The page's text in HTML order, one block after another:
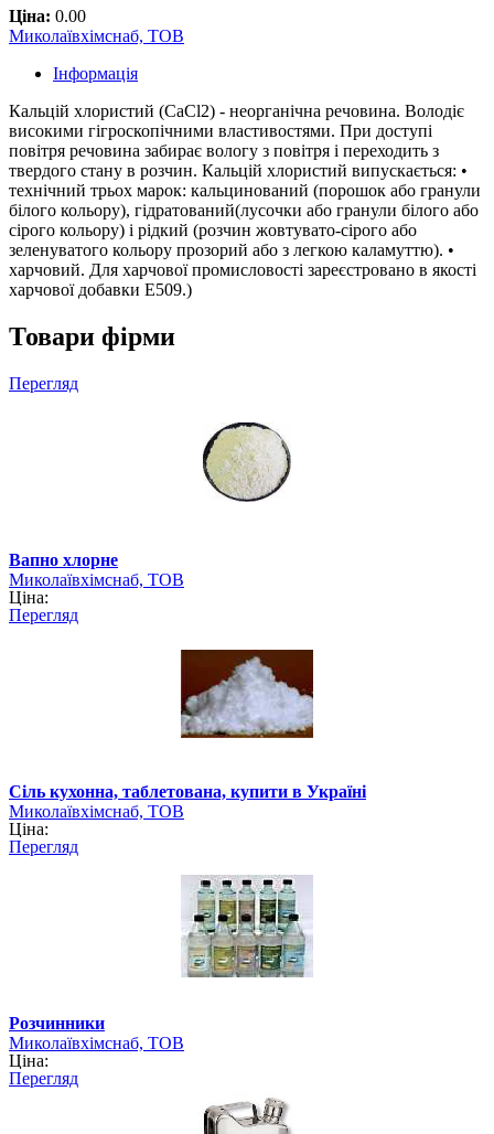
Ціна: 0.00
Миколаївхімснаб, ТОВ
Інформація
Кальцій хлористий (CaCl2) - неорганічна речовина. Володіє
високими гігроскопічними властивостями. При доступі
повітря речовина забирає вологу з повітря і переходить з
твердого стану в розчин. Кальцій хлористий випускається: •
технічний трьох марок: кальцинований (порошок або гранули
білого кольору), гідратований(лусочки або гранули білого або
сірого кольору) і рідкий (розчин жовтувато-сірого або
зеленуватого кольору прозорий або з легкою каламуттю). •
харчовий. Для харчової промисловості зареєстровано в якості
харчової добавки E509.)
Товари фірми
Перегляд
Вапно хлорне
Миколаївхімснаб, ТОВ
Ціна:
Перегляд
Сіль кухонна, таблетована, купити в Україні
Миколаївхімснаб, ТОВ
Ціна:
Перегляд
Розчинники
Миколаївхімснаб, ТОВ
Ціна:
Перегляд